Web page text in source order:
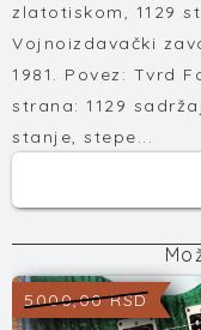
zlatotiskom, 1129
Vojnoizdavački
1981. Povez: Tvrd
strana: 1129
stanje, stepe...
5000,00 RSD